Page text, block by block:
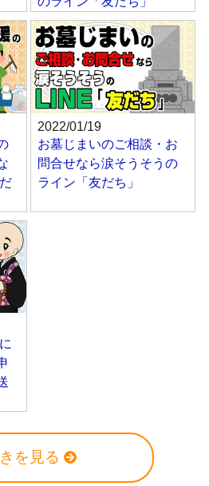
2022/01/19
お墓じまいのご相談・お
問合せなら涙そうそうの
ライン「友だち」
を見る